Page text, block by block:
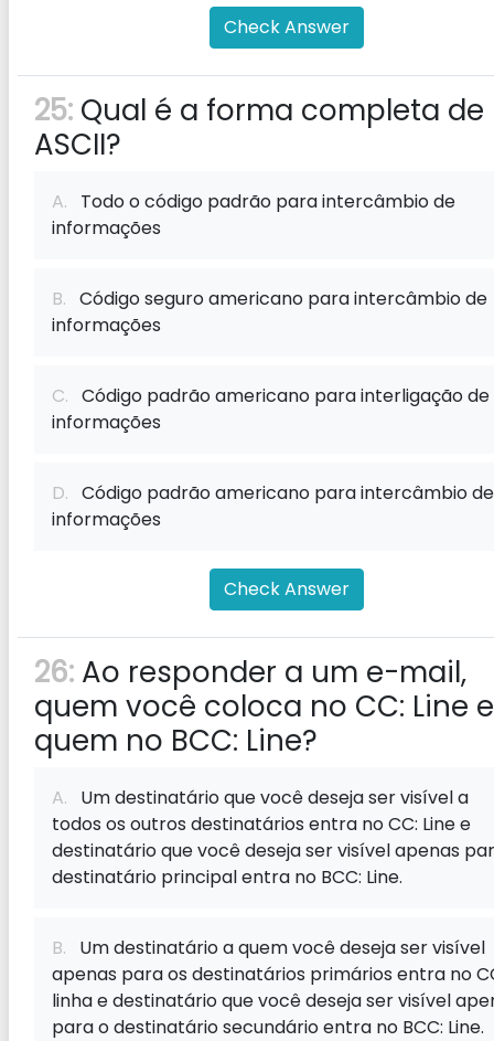
Check Answer
25: Qual é a forma completa de
ASCII?
A. Todo o código padrão para intercâmbio de
informações
B. Código seguro americano para intercâmbio de
informações
C. Código padrão americano para interligação de
informações
D. Código padrão americano para intercâmbio de
informações
Check Answer
26: Ao responder a um e-mail,
quem você coloca no CC: Line e
quem no BCC: Line?
A. Um destinatário que você deseja ser visível a
todos os outros destinatários entra no CC: Line e
destinatário que você deseja ser visível apenas
destinatário principal entra no BCC: Line.
B. Um destinatário a quem você deseja ser visível
apenas para os destinatários primários entra no
linha e destinatário que você deseja ser visível
para o destinatário secundário entra no BCC: Line.